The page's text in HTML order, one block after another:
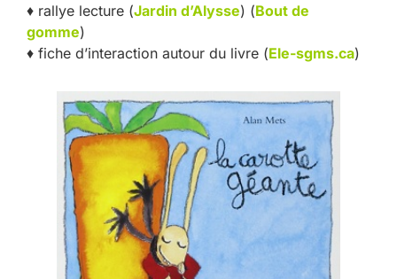
♦ rallye lecture (Jardin d’Alysse) (Bout de
gomme)
♦ fiche d’interaction autour du livre (Ele-sgms.ca)